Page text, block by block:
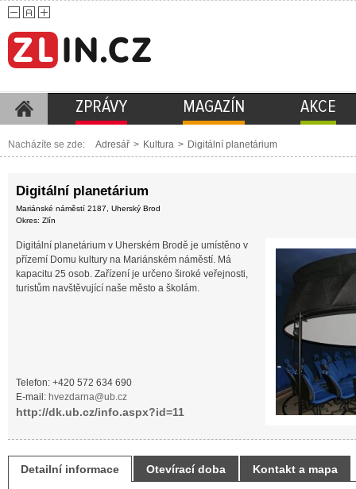
ZPRÁVY MAGAZÍN AKCE
Nacházíte se zde: Adresář > Kultura > Digitální planetárium
Digitální planetárium
Mariánské náměstí 2187, Uherský Brod
Okres: Zlín
Digitální planetárium v Uherském Brodě je umístěno v
přízemí Domu kultury na Mariánském náměstí. Má
kapacitu 25 osob. Zařízení je určeno široké veřejnosti,
turistům navštěvující naše město a školám.
Telefon: +420 572 634 690
E-mail: hvezdarna@ub.cz
http://dk.ub.cz/info.aspx?id=11
Detailní informace Otevírací doba Kontakt a mapa